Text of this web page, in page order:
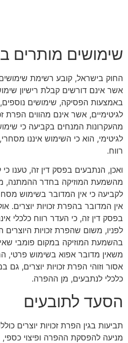
שימושים מותרים
החוק בישראל, קובע רשימת שימושים
אשר אינם דורשים קבלת רישיון
באמצעות הפסיקה, שימושים
לגיטימיים, אשר אינם מהווים הפרת
מהעקרונות המנחים בקביעה כי
לגיטימי, הוא כי השימוש איננו
רווח.
ואכן, הנתבעים בפסק דין זה, טענו
מהשמעת המוזיקה בחדר ההמתנה,
לקביעה כי אין המדובר בשימוש
אין המדובר בהפרת זכויות
בפסק דין זה, כי העדר רווח כלכלי
לפניו, משום שהפרת זכויות
בהשמעת המוזיקה במקום פומבי
משאין מדובר אפוא בשימוש פרטי,
אסור וזוהי הפרת זכויות יוצרים,
כלכלי לנתבעים, מן ההפרה.
הסעד לתובעים
תביעות בגין הפרת זכויות יוצרים
מניעה להפסקת ההפרה ופיצוי